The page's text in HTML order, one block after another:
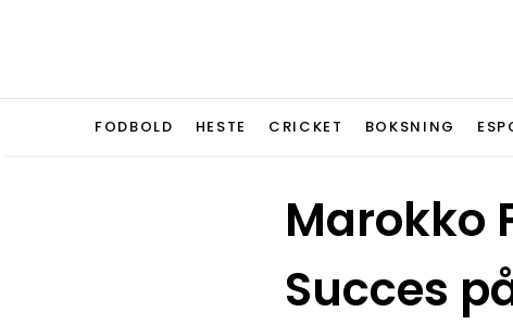
FODBOLD HESTE CRICKET BOKSNING
Marokko
Succes